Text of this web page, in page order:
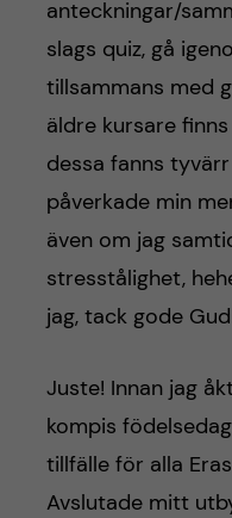
anteckningar/
slags quiz, gå
tillsammans med
äldre kursare
dessa fanns
påverkade min
även om jag
stresstålighet,
jag, tack gode
Juste! Innan jag
kompis
tillfälle för alla
Avslutade mitt